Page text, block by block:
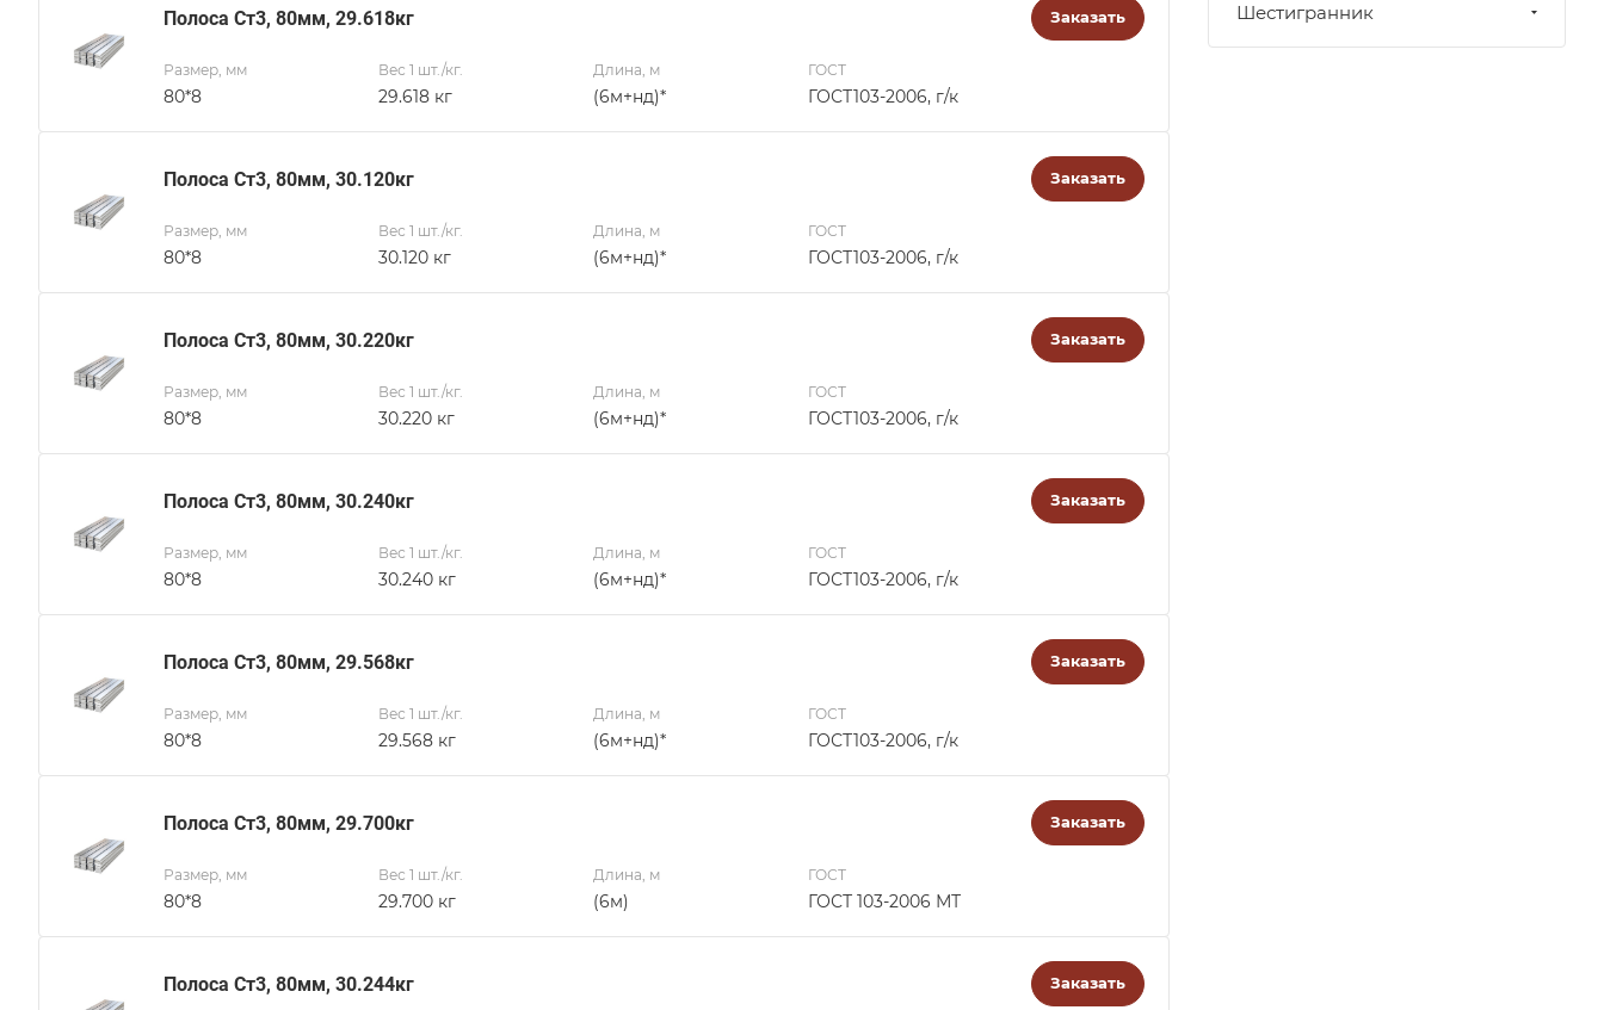
Полоса Ст3, 80мм, 29.618кг Заказать
Размер, мм
80*8
Вес 1 шт./кг.
29.618 кг
Длина, м
(6м+нд)*
ГОСТ
ГОСТ103-2006, г/к
Полоса Ст3, 80мм, 30.120кг Заказать
Размер, мм
80*8
Вес 1 шт./кг.
30.120 кг
Длина, м
(6м+нд)*
ГОСТ
ГОСТ103-2006, г/к
Полоса Ст3, 80мм, 30.220кг Заказать
Размер, мм
80*8
Вес 1 шт./кг.
30.220 кг
Длина, м
(6м+нд)*
ГОСТ
ГОСТ103-2006, г/к
Полоса Ст3, 80мм, 30.240кг Заказать
Размер, мм
80*8
Вес 1 шт./кг.
30.240 кг
Длина, м
(6м+нд)*
ГОСТ
ГОСТ103-2006, г/к
Полоса Ст3, 80мм, 29.568кг Заказать
Размер, мм
80*8
Вес 1 шт./кг.
29.568 кг
Длина, м
(6м+нд)*
ГОСТ
ГОСТ103-2006, г/к
Полоса Ст3, 80мм, 29.700кг Заказать
Размер, мм
80*8
Вес 1 шт./кг.
29.700 кг
Длина, м
(6м)
ГОСТ
ГОСТ 103-2006 МТ
Полоса Ст3, 80мм, 30.244кг Заказать
Шестигранник